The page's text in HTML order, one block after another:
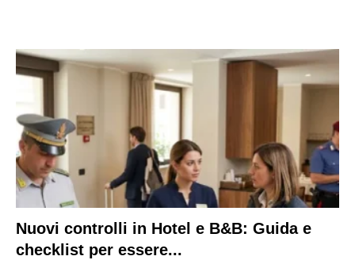
Nuovi controlli in Hotel e B&B: Guida e
checklist per essere...